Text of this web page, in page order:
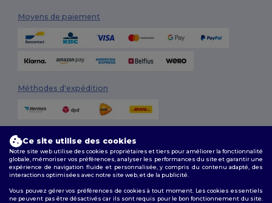
Moyens de paiement
Méthodes d'expédition
Suivez-nous
Ce site utilise des cookies
Notre site web utilise des cookies propriétaires et tiers pour améliorer la fonctionnalité
globale, mémoriser vos préférences, analyser les performances du site et garantir une
expérience de navigation fluide et personnalisée, y compris du contenu adapté, des
interactions optimisées avec notre site web, et de la publicité.
Vous pouvez gérer vos préférences de cookies à tout moment. Les cookies essentiels
ne peuvent pas être désactivés car ils sont requis pour le bon fonctionnement du site.